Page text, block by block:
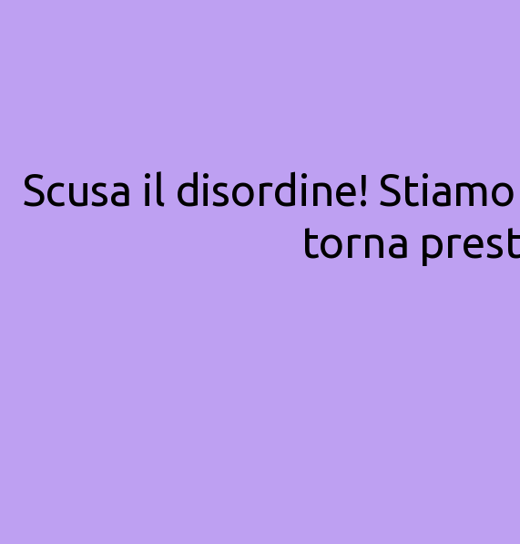
Scusa il disordine!
torna